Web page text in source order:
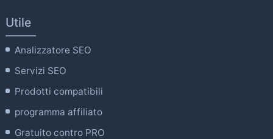
Utile
Analizzatore SEO
Servizi SEO
Prodotti compatibili
programma affiliato
Gratuito contro PRO